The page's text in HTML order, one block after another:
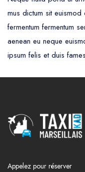
mus dictum sit
fermentum fermentum
aenean eu neque
ipsum felis et duis
Appelez pour réserver